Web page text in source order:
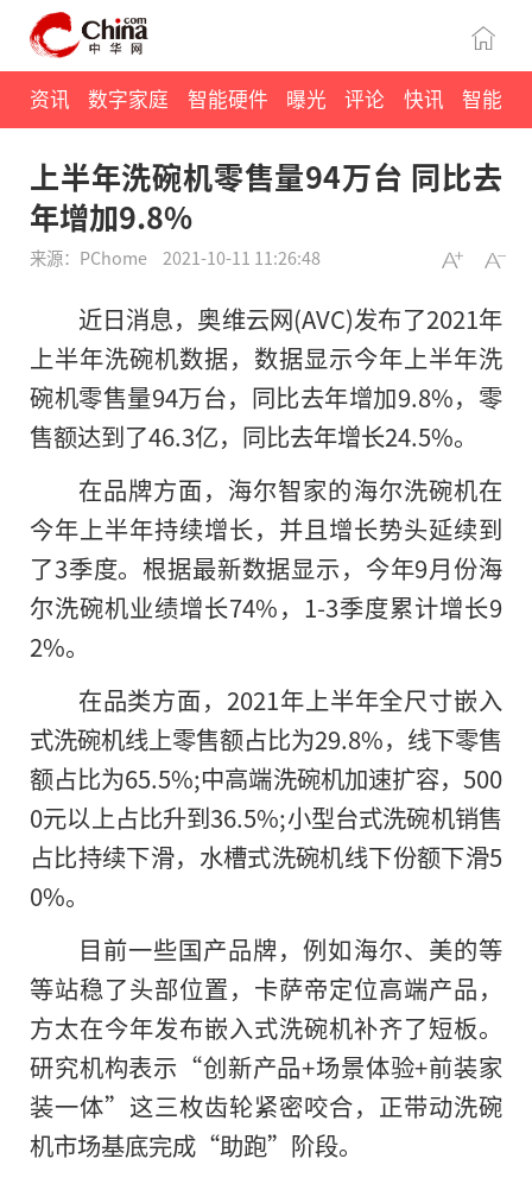
资讯 数字家庭 智能硬件 曝光 评论 快讯 智能
上半年洗碗机零售量94万台 同比去
年增加9.8%
来源：PChome 2021-10-11 11:26:48
近日消息，奥维云网(AVC)发布了2021年
上半年洗碗机数据，数据显示今年上半年洗
碗机零售量94万台，同比去年增加9.8%，零
售额达到了46.3亿，同比去年增长24.5%。
在品牌方面，海尔智家的海尔洗碗机在
今年上半年持续增长，并且增长势头延续到
了3季度。根据最新数据显示，今年9月份海
尔洗碗机业绩增长74%，1-3季度累计增长9
2%。
在品类方面，2021年上半年全尺寸嵌入
式洗碗机线上零售额占比为29.8%，线下零售
额占比为65.5%;中高端洗碗机加速扩容，500
0元以上占比升到36.5%;小型台式洗碗机销售
占比持续下滑，水槽式洗碗机线下份额下滑5
0%。
目前一些国产品牌，例如海尔、美的等
等站稳了头部位置，卡萨帝定位高端产品，
方太在今年发布嵌入式洗碗机补齐了短板。
研究机构表示“创新产品+场景体验+前装家
装一体”这三枚齿轮紧密咬合，正带动洗碗
机市场基底完成“助跑”阶段。